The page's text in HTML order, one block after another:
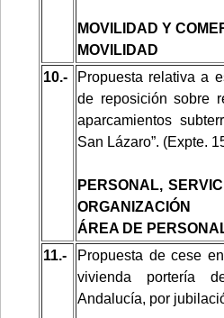
MOVILIDAD Y
MOVILIDAD
10.-
Propuesta relativa a
de reposición sobre
aparcamientos
San Lázaro”. (Expte.
PERSONAL,
ORGANIZACIÓN
ÁREA DE
11.-
Propuesta de cese
vivienda portería
Andalucía, por